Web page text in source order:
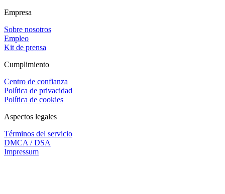
Empresa
Sobre nosotros
Empleo
Kit de prensa
Cumplimiento
Centro de confianza
Política de privacidad
Política de cookies
Aspectos legales
Términos del servicio
DMCA / DSA
Impressum